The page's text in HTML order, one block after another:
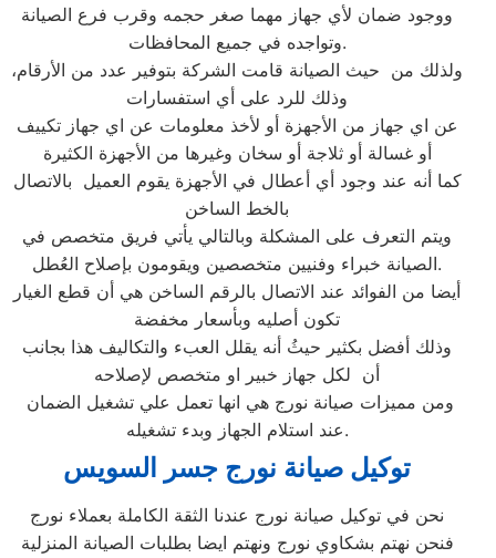
ووجود ضمان لأي جهاز مهما صغر حجمه وقرب فرع الصيانة
وتواجده في جميع المحافظات.
ولذلك من حيث الصيانة قامت الشركة بتوفير عدد من الأرقام،
وذلك للرد على أي استفسارات
عن اي جهاز من الأجهزة أو لأخذ معلومات عن اي جهاز تكييف
أو غسالة أو ثلاجة أو سخان وغيرها من الأجهزة الكثيرة
كما أنه عند وجود أي أعطال في الأجهزة يقوم العميل بالاتصال
بالخط الساخن
ويتم التعرف على المشكلة وبالتالي يأتي فريق متخصص في
الصيانة خبراء وفنيين متخصصين ويقومون بإصلاح العُطل.
أيضا من الفوائد عند الاتصال بالرقم الساخن هي أن قطع الغيار
تكون أصليه وبأسعار مخفضة
وذلك أفضل بكثير حيثُ أنه يقلل العبء والتكاليف هذا بجانب
أن لكل جهاز خبير او متخصص لإصلاحه
عند استلام الجهاز وبدء تشغيله.
توكيل صيانة نورج جسر السويس
نحن في توكيل صيانة نورج عندنا الثقة الكاملة بعملاء نورج
فنحن نهتم بشكاوي نورج ونهتم ايضا بطلبات الصيانة المنزلية